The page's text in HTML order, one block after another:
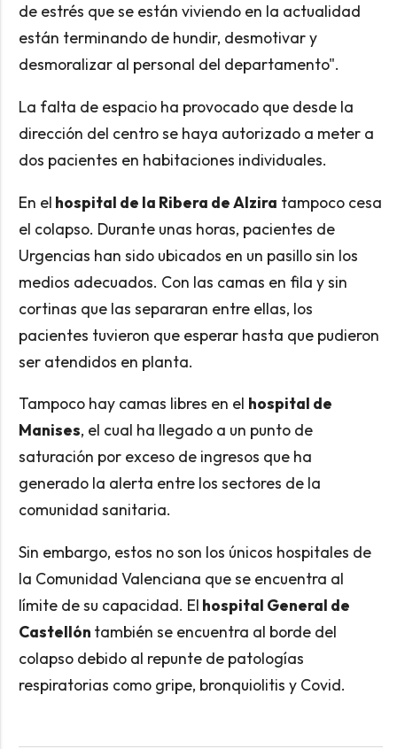
de estrés que se están viviendo en la actualidad
están terminando de hundir, desmotivar y
desmoralizar al personal del departamento".
La falta de espacio ha provocado que desde la
dirección del centro se haya autorizado a meter a
dos pacientes en habitaciones individuales.
En el hospital de la Ribera de Alzira tampoco cesa
el colapso. Durante unas horas, pacientes de
Urgencias han sido ubicados en un pasillo sin los
medios adecuados. Con las camas en fila y sin
cortinas que las separaran entre ellas, los
pacientes tuvieron que esperar hasta que pudieron
ser atendidos en planta.
Tampoco hay camas libres en el hospital de
Manises, el cual ha llegado a un punto de
saturación por exceso de ingresos que ha
generado la alerta entre los sectores de la
comunidad sanitaria.
Sin embargo, estos no son los únicos hospitales de
la Comunidad Valenciana que se encuentra al
límite de su capacidad. El hospital General de
Castellón también se encuentra al borde del
colapso debido al repunte de patologías
respiratorias como gripe, bronquiolitis y Covid.